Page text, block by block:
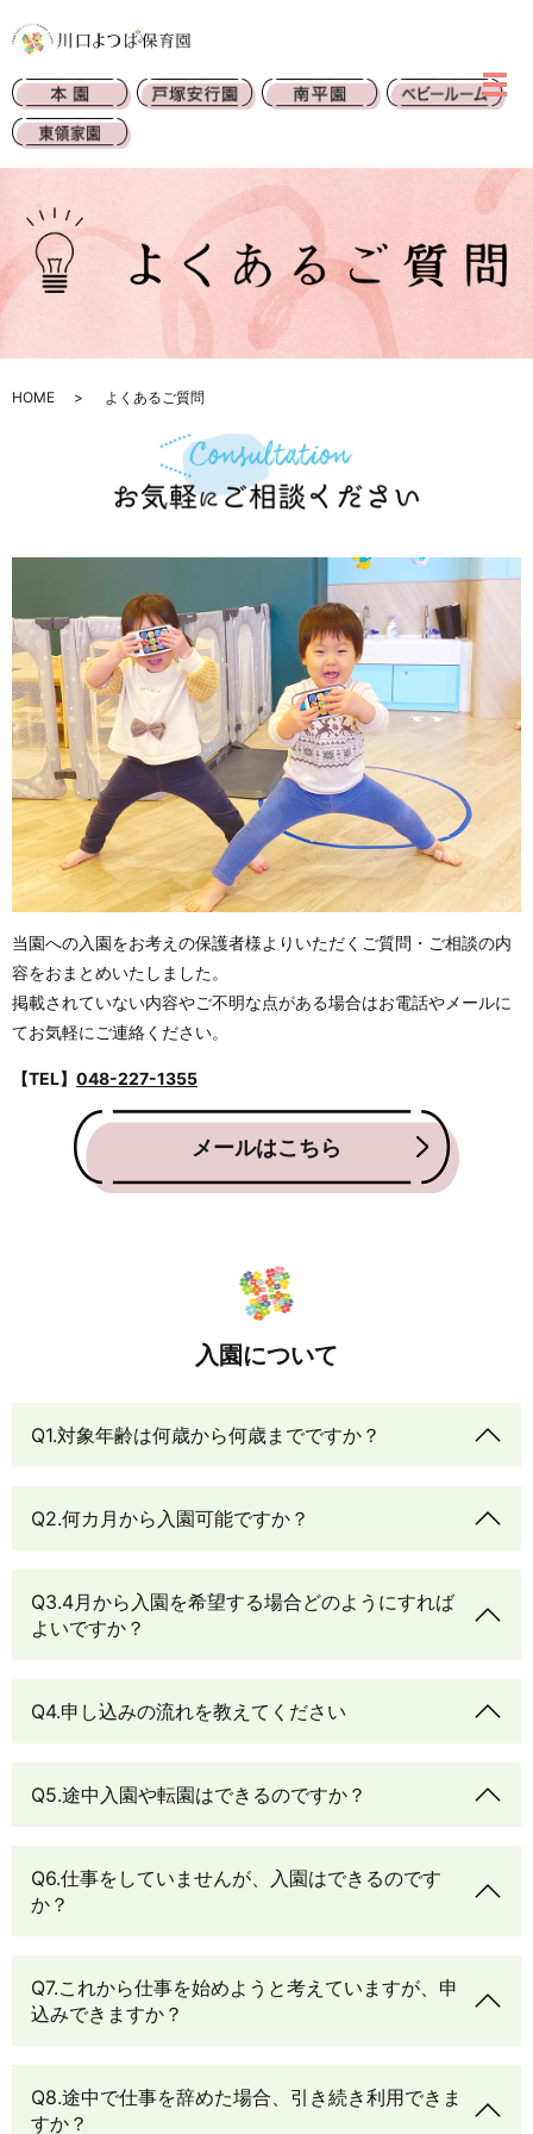
HOME よくあるご質問
当園への入園をお考えの保護者様よりいただくご質問・ご相談の内
容をおまとめいたしました。
掲載されていない内容やご不明な点がある場合はお電話やメールに
てお気軽にご連絡ください。
【TEL】 048-227-1355
メールはこちら
入園について
Q1.対象年齢は何歳から何歳までですか？
Q2.何カ月から入園可能ですか？
Q3.4月から入園を希望する場合どのようにすれば
よいですか？
Q4.申し込みの流れを教えてください
Q5.途中入園や転園はできるのですか？
Q6.仕事をしていませんが、入園はできるのです
か？
Q7.これから仕事を始めようと考えていますが、申
込みできますか？
Q8.途中で仕事を辞めた場合、引き続き利用できま
すか？